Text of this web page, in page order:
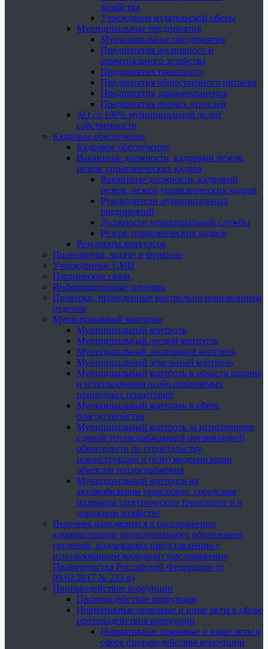
хозяйства
Учреждения издательской сферы
Муниципальные предприятия
Муниципальные предприятия
Предприятия жилищного и
коммунального хозяйства
Предприятия транспорта
Предприятия общественного питания
Предприятия здравоохранения
Предприятия прочих отраслей
АО со 100% муниципальной долей
собственности
Кадровое обеспечение
Кадровое обеспечение
Вакантные должности, кадровый резерв,
резерв управленческих кадров
Вакантные должности, кадровый
резерв, резерв управленческих кадров
Руководители муниципальных
предприятий
Должности муниципальной службы
Резерв управленческих кадров
Результаты конкурсов
Полномочия, задачи и функции
Учрежденные СМИ
Партнерские связи
Информационные системы
Проверки, проведенные контрольно-ревизионным
отделом
Муниципальный контроль
Муниципальный контроль
Муниципальный лесной контроль
Муниципальный жилищный контроль
Муниципальный земельный контроль
Муниципальный контроль в области охраны
и использования особо охраняемых
природных территорий
Муниципальный контроль в сфере
благоустройства
Муниципальный контроль за исполнением
единой теплоснабжающей организацией
обязательств по строительству,
реконструкции и (или) модернизации
объектов теплоснабжения
Муниципальный контроль на
автомобильном транспорте, городском
наземном электрическом транспорте и в
дорожном хозяйстве
Перечень находящихся в распоряжении
администрации муниципального образования
сведений, подлежащих представлению с
использованием координат (распоряжение
Правительства Российской Федерации от
09.02.2017 № 232-р)
Противодействие коррупции
Противодействие коррупции
Нормативные правовые и иные акты в сфере
противодействия коррупции
Нормативные правовые и иные акты в
сфере противодействия коррупции